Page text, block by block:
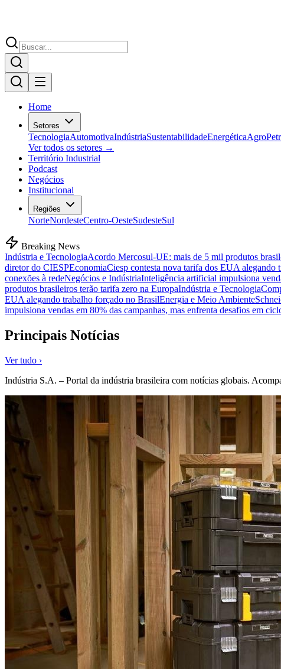
Home
Setores
TecnologiaAutomotivaIndústriaSustentabilidadeEnergéticaAgro
Ver todos os setores →
Território Industrial
Podcast
Negócios
Institucional
Regiões
NorteNordesteCentro-OesteSudesteSul
Breaking News
Indústria e TecnologiaAcordo Mercosul-UE: mais de 5 mil produtos
diretor do CIESPEconomiaCiesp contesta nova tarifa dos EUA alegando
conexões à redeNegócios e IndústriaInteligência artificial impulsiona
produtos brasileiros terão tarifa zero na EuropaIndústria e Tecnologia
EUA alegando trabalho forçado no BrasilEnergia e Meio Ambiente
impulsiona vendas em 80% das campanhas, mas enfrenta desafios em
Principais Notícias
Ver tudo ›
Indústria S.A. – Portal da indústria brasileira com notícias globais.